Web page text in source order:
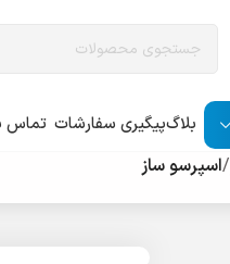
بلاگپیگیری سفارشات تماس
/اسپرسو ساز